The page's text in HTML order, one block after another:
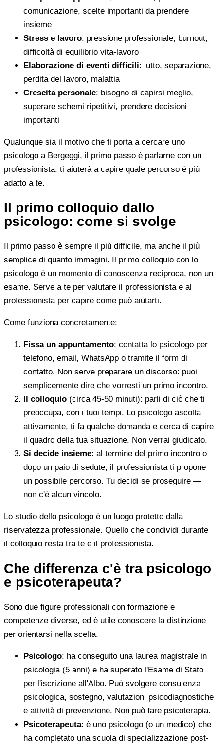
comunicazione, scelte importanti da prendere
insieme
Stress e lavoro: pressione professionale, burnout,
difficoltà di equilibrio vita-lavoro
Elaborazione di eventi difficili: lutto, separazione,
perdita del lavoro, malattia
Crescita personale: bisogno di capirsi meglio,
superare schemi ripetitivi, prendere decisioni
importanti
Qualunque sia il motivo che ti porta a cercare uno
psicologo a Bergeggi, il primo passo è parlarne con un
professionista: ti aiuterà a capire quale percorso è più
adatto a te.
Il primo colloquio dallo
psicologo: come si svolge
Il primo passo è sempre il più difficile, ma anche il più
semplice di quanto immagini. Il primo colloquio con lo
psicologo è un momento di conoscenza reciproca, non un
esame. Serve a te per valutare il professionista e al
professionista per capire come può aiutarti.
Come funziona concretamente:
Fissa un appuntamento: contatta lo psicologo per
telefono, email, WhatsApp o tramite il form di
contatto. Non serve preparare un discorso: puoi
semplicemente dire che vorresti un primo incontro.
Il colloquio (circa 45-50 minuti): parli di ciò che ti
preoccupa, con i tuoi tempi. Lo psicologo ascolta
attivamente, ti fa qualche domanda e cerca di capire
il quadro della tua situazione. Non verrai giudicato.
Si decide insieme: al termine del primo incontro o
dopo un paio di sedute, il professionista ti propone
un possibile percorso. Tu decidi se proseguire —
non c'è alcun vincolo.
Lo studio dello psicologo è un luogo protetto dalla
riservatezza professionale. Quello che condividi durante
il colloquio resta tra te e il professionista.
Che differenza c'è tra psicologo
e psicoterapeuta?
Sono due figure professionali con formazione e
competenze diverse, ed è utile conoscere la distinzione
per orientarsi nella scelta.
Psicologo: ha conseguito una laurea magistrale in
psicologia (5 anni) e ha superato l'Esame di Stato
per l'iscrizione all'Albo. Può svolgere consulenza
psicologica, sostegno, valutazioni psicodiagnostiche
e attività di prevenzione. Non può fare psicoterapia.
Psicoterapeuta: è uno psicologo (o un medico) che
ha completato una scuola di specializzazione post-